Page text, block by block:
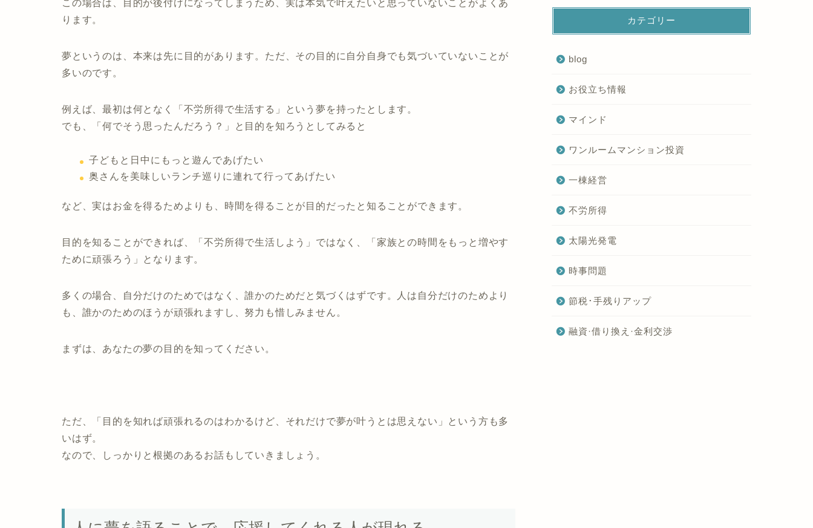
この場合は、目的が後付けになってしまうため、実は本気で叶えたいと思っていないことがよくあ
ります。
夢というのは、本来は先に目的があります。 ただ、その目的に自分自身でも気づいていないことが
多いのです。
例えば、最初は何となく「不労所得で生活する」という夢を持ったとします。
でも、「何でそう思ったんだろう？」と目的を知ろうとしてみると
子どもと日中にもっと遊んであげたい
奥さんを美味しいランチ巡りに連れて行ってあげたい
など、実はお金を得るためよりも、時間を得ることが目的だったと知ることができます。
目的を知ることができれば、「不労所得で生活しよう」ではなく、「家族との時間をもっと増やす
ために頑張ろう」となります。
多くの場合、自分だけのためではなく、誰かのためだと気づくはずです。人は自分だけのためより
も、誰かのためのほうが頑張れますし、努力も惜しみません。
まずは、あなたの夢の目的を知ってください。
ただ、「目的を知れば頑張れるのはわかるけど、それだけで夢が叶うとは思えない」という方も多
いはず。
なので、しっかりと根拠のあるお話もしていきましょう。
カテゴリー
blog
お役立ち情報
マインド
ワンルームマンション投資
一棟経営
不労所得
太陽光発電
時事問題
節税･手残りアップ
融資·借り換え·金利交渉